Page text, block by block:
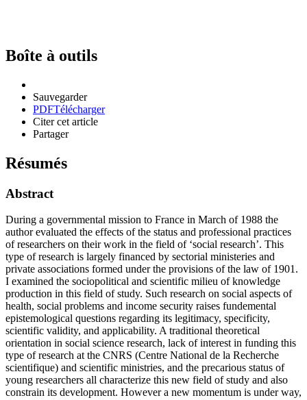
Boîte à outils
Sauvegarder
PDFTélécharger
Citer cet article
Partager
Résumés
Abstract
During a governmental mission to France in March of 1988 the
author evaluated the effects of the status and professional practices
of researchers on their work in the field of ‘social research’. This
type of research is largely financed by sectorial ministeries and
private associations formed under the provisions of the law of 1901.
I examined the sociopolitical and scientific milieu of knowledge
production in this field of study. Such research on social aspects of
health, social problems and income security raises fundemental
epistemological questions regarding its legitimacy, specificity,
scientific validity, and applicability. A traditional theoretical
orientation in social science research, lack of interest in funding this
type of research at the CNRS (Centre National de la Recherche
scientifique) and scientific ministries, and the precarious status of
young researchers all characterize this new field of study and also
constrain its development. However a new momentum is under way,